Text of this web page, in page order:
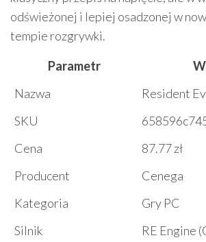
odświeżonej i lepiej osadzonej w
tempie rozgrywki.
Parametr
Nazwa
Resident
SKU
Cena
87.77 zł
Producent
Cenega
Kategoria
Gry PC
Silnik
RE Engine